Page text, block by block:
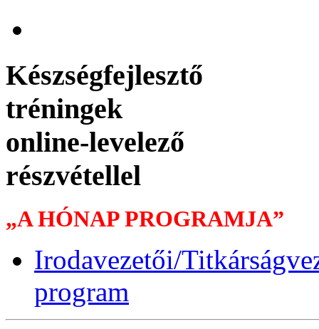
Készségfejlesztő
tréningek
online-levelező
részvétellel
„A HÓNAP PROGRAMJA”
Irodavezetői/
program